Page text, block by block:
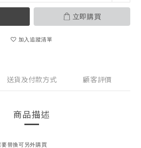
立即購買
加入追蹤清單
送貨及付款方式 顧客評價
商品描述
要替換可另外購買